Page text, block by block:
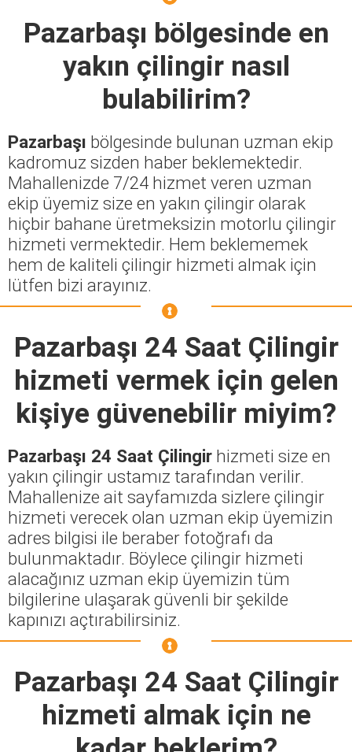
Pazarbaşı bölgesinde en
yakın çilingir nasıl
bulabilirim?
Pazarbaşı bölgesinde bulunan uzman ekip
kadromuz sizden haber beklemektedir.
Mahallenizde 7/24 hizmet veren uzman
ekip üyemiz size en yakın çilingir olarak
hiçbir bahane üretmeksizin motorlu çilingir
hizmeti vermektedir. Hem beklememek
hem de kaliteli çilingir hizmeti almak için
lütfen bizi arayınız.
Pazarbaşı 24 Saat Çilingir
hizmeti vermek için gelen
kişiye güvenebilir miyim?
Pazarbaşı 24 Saat Çilingir hizmeti size en
yakın çilingir ustamız tarafından verilir.
Mahallenize ait sayfamızda sizlere çilingir
hizmeti verecek olan uzman ekip üyemizin
adres bilgisi ile beraber fotoğrafı da
bulunmaktadır. Böylece çilingir hizmeti
alacağınız uzman ekip üyemizin tüm
bilgilerine ulaşarak güvenli bir şekilde
kapınızı açtırabilirsiniz.
Pazarbaşı 24 Saat Çilingir
hizmeti almak için ne